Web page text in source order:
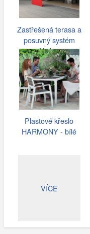
Zastřešená terasa a
posuvný systém
Aliplast
Plastové křeslo
HARMONY - bílé
VÍCE